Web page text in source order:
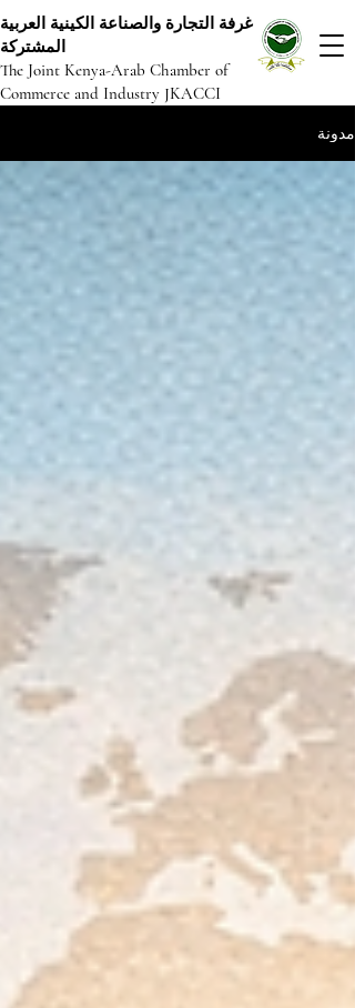
غرفة التجارة والصناعة الكينية العربية
المشتركة
The Joint Kenya-Arab Chamber of
Commerce and Industry JKACCI
مدونة